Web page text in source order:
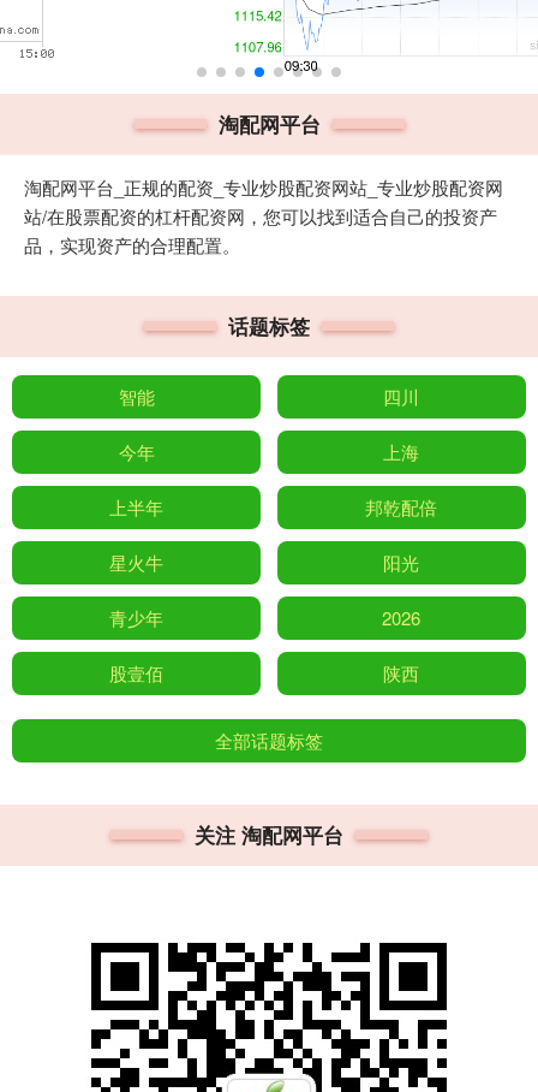
淘配网平台
淘配网平台_正规的配资_专业炒股配资网站_专业炒股配资网
站/在股票配资的杠杆配资网，您可以找到适合自己的投资产
品，实现资产的合理配置。
话题标签
智能 四川
今年 上海
上半年 邦乾配倍
星火牛 阳光
青少年 2026
股壹佰 陕西
全部话题标签
关注 淘配网平台